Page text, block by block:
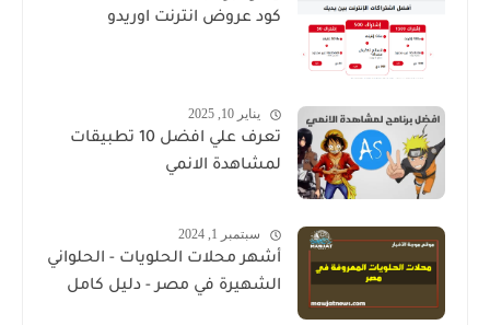
كود عروض انترنت اوريدو
يناير 10, 2025
تعرف علي افضل 10 تطبيقات
لمشاهدة الانمي
سبتمبر 1, 2024
أشهر محلات الحلويات - الحلواني
الشهيرة في مصر - دليل كامل